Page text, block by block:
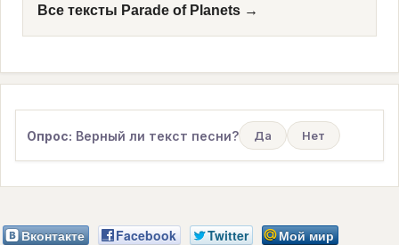
Все тексты Parade of Planets →
Опрос: Верный ли текст песни? Да Нет
Вконтакте Facebook Twitter
Мой мир